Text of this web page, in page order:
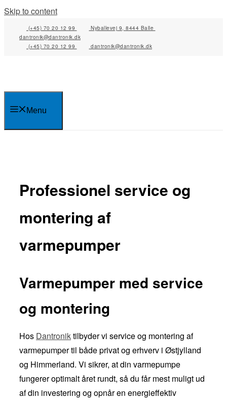
Skip to content
(+45) 70 20 12 99
Nyballevej 9, 8444 Balle
dantronik@dantronik.dk
(+45) 70 20 12 99
dantronik@dantronik.dk
Menu
Professionel service og
montering af
varmepumper
Varmepumper med service
og montering
Hos Dantroniktilbyder vi service og montering af
varmepumper til både privat og erhverv i Østjylland
og Himmerland. Vi sikrer, at din varmepumpe
fungerer optimalt året rundt, så du får mest muligt ud
af din investering og opnår en energieffektiv